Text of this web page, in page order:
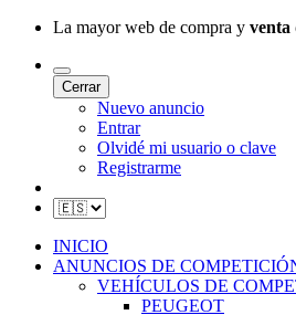
La mayor web de compra y venta
Cerrar
Nuevo anuncio
Entrar
Olvidé mi usuario o clave
Registrarme
INICIO
ANUNCIOS DE
VEHÍCULOS DE
PEUGEOT